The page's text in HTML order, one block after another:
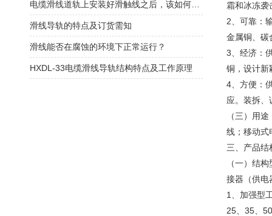
霜和冰冻袭
2、可靠：
金属铜、碳
3、经济：
铜，设计新
4、方便：
应。装拆、
（三）用
线；移动式
三、 产品结
（一）结
接器（供电
1、加强型
25、35、
滑线导轨的特点及订货需知
滑线能否在腐蚀的环境下正常运行？
HXDL-33电缆滑线导轨结构特点及工作原理